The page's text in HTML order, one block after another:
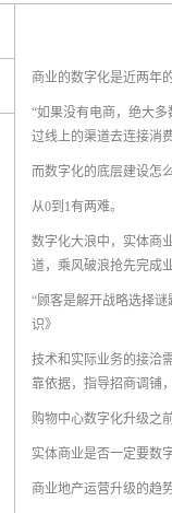
商业的数字化是近两年
“如果没有电商，绝大
过线上的渠道去连接消
而数字化的底层建设怎
从0到1有两难。
数字化大浪中，实体商
道，乘风破浪抢先完成
“顾客是解开战略选择
识》
技术和实际业务的接洽
靠依据，指导招商调铺
购物中心数字化升级之
实体商业是否一定要数
商业地产运营升级的趋